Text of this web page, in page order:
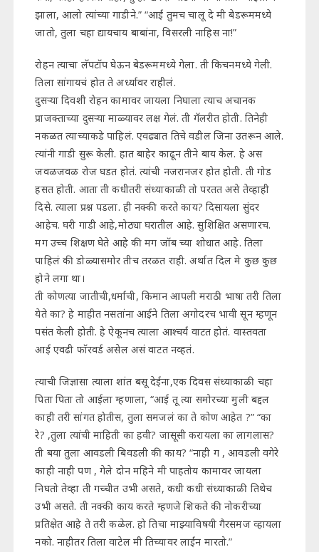
झाला, आलो त्यांच्या गाडीने.” “आई तुमच चालू दे मी बेडरूममध्ये
जातो, तुला चहा द्यायचाय बाबांना, विसरली नाहिस ना!”
रोहन त्याचा लॅपटॉप घेऊन बेडरूममध्ये गेला. ती किचनमध्ये गेली.
तिला सांगायचं होत ते अर्ध्यावर राहीलं.
दुसऱ्या दिवशी रोहन कामावर जायला निघाला त्याच अचानक
प्राजक्ताच्या दुसऱ्या माळ्यावर लक्ष गेलं. ती गॅलरीत होती. तिनेही
नकळत त्याच्याकडे पाहिलं. एवढ्यात तिचे वडील जिना उतरून आले.
त्यांनी गाडी सुरू केली. हात बाहेर काढून तीने बाय केल. हे अस
जवळजवळ रोज घडत होतं. त्यांची नजरानजर होत होती. ती गोड
हसत होती. आता ती कधीतरी संध्याकाळी तो परतत असे तेव्हाही
दिसे. त्याला प्रश्न पडला. ही नक्की करते काय? दिसायला सुंदर
आहेच. घरी गाडी आहे,मोठ्या घरातील आहे. सुशिक्षित असणारच.
मग उच्च शिक्षण घेते आहे की मग जॉब च्या शोधात आहे. तिला
पाहिलं की डोळ्यासमोर तीच तरळत राही. अर्थात दिल मे कुछ कुछ
होने लगा था।
ती कोणत्या जातीची,धर्माची, किमान आपली मराठी भाषा तरी तिला
येते का? हे माहीत नसतांना आईने तिला अगोदरच भावी सून म्हणून
पसंत केली होती. हे ऐकूनच त्याला आश्चर्य वाटत होतं. वास्तवता
आई एवढी फॉरवर्ड असेल असं वाटत नव्हतं.
त्याची जिज्ञासा त्याला शांत बसू देईना,एक दिवस संध्याकाळी चहा
पिता पिता तो आईला म्हणाला, “आई तू त्या समोरच्या मुली बद्दल
काही तरी सांगत होतीस, तुला समजलं का ते कोण आहेत ?” “का
रे? ,तुला त्यांची माहिती का हवी? जासूसी करायला का लागलास?
ती बया तुला आवडली बिवडली की काय? “नाही ग , आवडली वगेरे
काही नाही पण , गेले दोन महिने मी पाहतोय कामावर जायला
निघतो तेव्हा ती गच्चीत उभी असते, कधी कधी संध्याकाळी तिथेच
उभी असते. ती नक्की काय करते म्हणजे शिकते की नोकरीच्या
प्रतिक्षेत आहे ते तरी कळेल. हो तिचा माझ्याविषयी गैरसमज व्हायला
नको. नाहीतर तिला वाटेल मी तिच्यावर लाईन मारतो.”